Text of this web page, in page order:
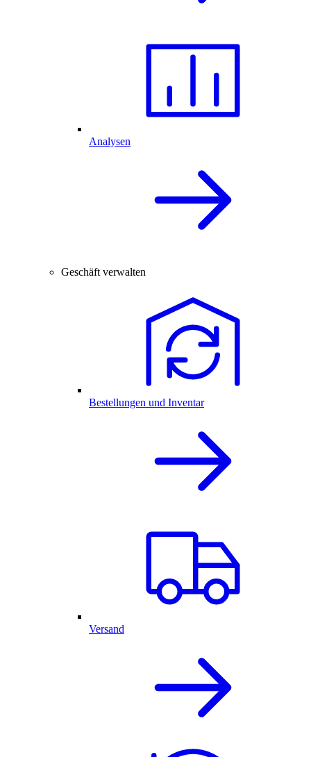
Analysen
Geschäft verwalten
Bestellungen und Inventar
Versand